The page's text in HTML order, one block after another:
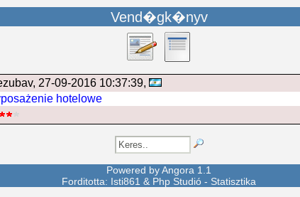
Vend�gk�nyv
, 27-09-2016 10:37:39,
hotelowe
Powered byAngora 1.1
Forditotta: Isti861 & Php Studió - Statisztika